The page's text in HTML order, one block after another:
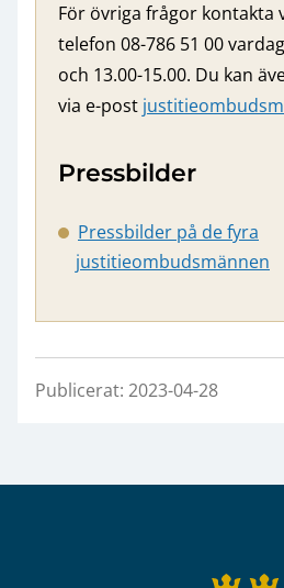
För övriga frågor kontakta
telefon 08-786 51 00
och 13.00-15.00. Du kan
via e-post
Pressbilder
Pressbilder på de fyra
justitieombudsmännen
Publicerat: 2023-04-28